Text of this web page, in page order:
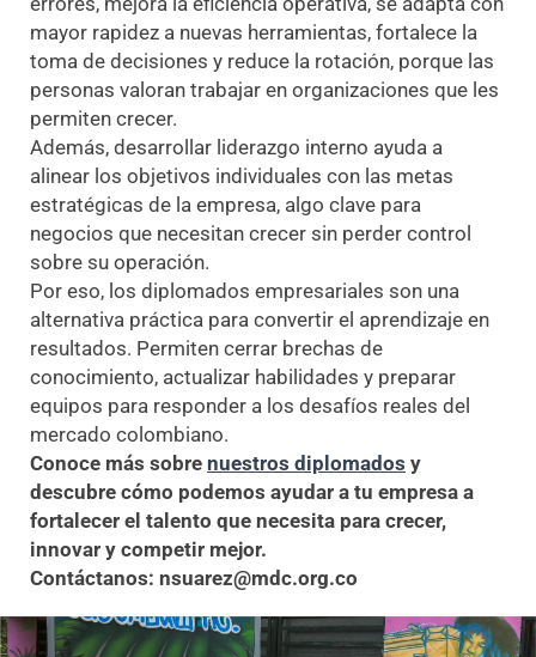
mayor rapidez a nuevas herramientas, fortalece la
toma de decisiones y reduce la rotación, porque las
personas valoran trabajar en organizaciones que les
permiten crecer.
Además, desarrollar liderazgo interno ayuda a
alinear los objetivos individuales con las metas
estratégicas de la empresa, algo clave para
negocios que necesitan crecer sin perder control
sobre su operación.
Por eso, los diplomados empresariales son una
alternativa práctica para convertir el aprendizaje en
resultados. Permiten cerrar brechas de
conocimiento, actualizar habilidades y preparar
equipos para responder a los desafíos reales del
mercado colombiano.
Conoce más sobre nuestros diplomados y
descubre cómo podemos ayudar a tu empresa a
fortalecer el talento que necesita para crecer,
innovar y competir mejor.
Contáctanos: nsuarez@mdc.org.co